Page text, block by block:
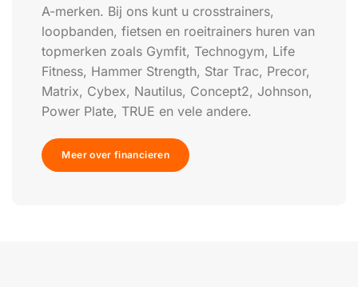
A-merken. Bij ons kunt u crosstrainers,
loopbanden, fietsen en roeitrainers huren van
topmerken zoals Gymfit, Technogym, Life
Fitness, Hammer Strength, Star Trac, Precor,
Matrix, Cybex, Nautilus, Concept2, Johnson,
Power Plate, TRUE en vele andere.
Meer over financieren